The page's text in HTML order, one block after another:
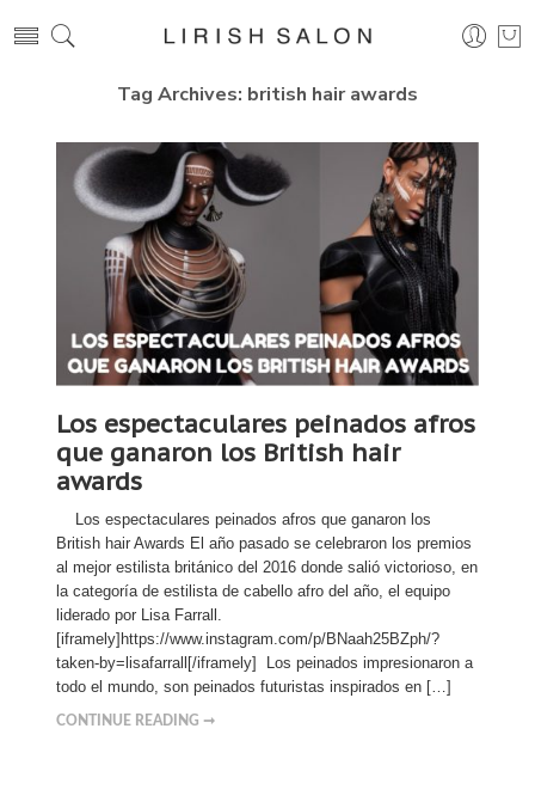
Tag Archives: british hair awards
Los espectaculares peinados afros
que ganaron los British hair
awards
Los espectaculares peinados afros que ganaron los
British hair Awards El año pasado se celebraron los premios
al mejor estilista británico del 2016 donde salió victorioso, en
la categoría de estilista de cabello afro del año, el equipo
liderado por Lisa Farrall.
[iframely]https://www.instagram.com/p/BNaah25BZph/?
taken-by=lisafarrall[/iframely] Los peinados impresionaron a
todo el mundo, son peinados futuristas inspirados en […]
CONTINUE READING ➞